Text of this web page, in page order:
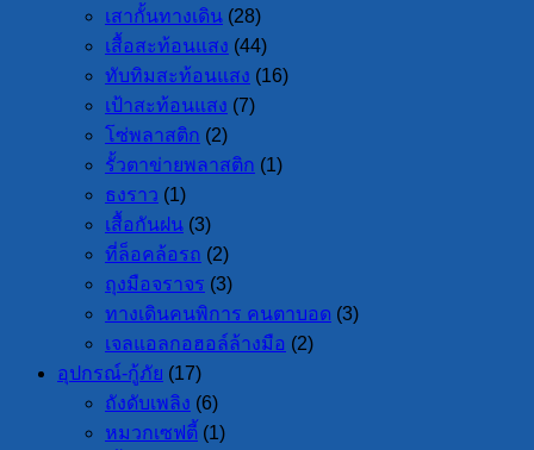
เสากั้นทางเดิน (28)
เสื้อสะท้อนแสง (44)
ทับทิมสะท้อนแสง (16)
เป้าสะท้อนแสง (7)
โซ่พลาสติก (2)
รั้วตาข่ายพลาสติก (1)
ธงราว (1)
เสื้อกันฝน (3)
ที่ล็อคล้อรถ (2)
ถุงมือจราจร (3)
ทางเดินคนพิการ คนตาบอด (3)
เจลแอลกอฮอล์ล้างมือ (2)
อุปกรณ์-กู้ภัย (17)
ถังดับเพลิง (6)
หมวกเซฟตี้ (1)